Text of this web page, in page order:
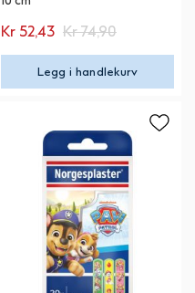
Kr 52,43 Kr 74,90
Legg i handlekurv